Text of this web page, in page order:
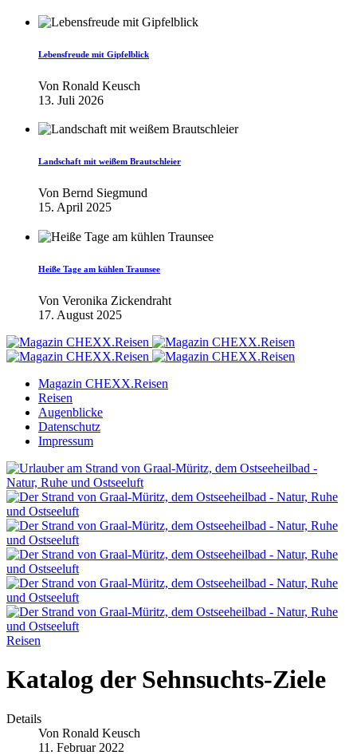
Lebensfreude mit Gipfelblick
Von Ronald Keusch
13. Juli 2026
Landschaft mit weißem Brautschleier
Von Bernd Siegmund
15. April 2025
Heiße Tage am kühlen Traunsee
Von Veronika Zickendraht
17. August 2025
Magazin CHEXX.Reisen
Reisen
Augenblicke
Datenschutz
Impressum
Reisen
Katalog der Sehnsuchts-Ziele
Details
Von Ronald Keusch
11. Februar 2022